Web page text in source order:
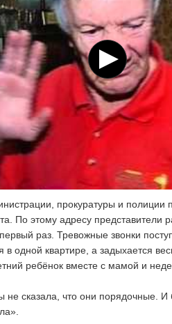
прокуратуры и полиции
По этому адресу представители
раз. Тревожные звонки
в одной квартире, а задыхается
ребёнок вместе с мамой и
не сказала, что они порядочные.